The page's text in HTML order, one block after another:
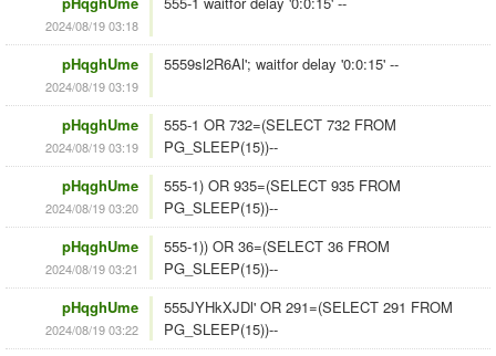
2024/08/19 03:18
pHqghUme
2024/08/19 03:19
5559sl2R6Al'; waitfor delay '0:0:15' --
pHqghUme
2024/08/19 03:19
555-1 OR 732=(SELECT 732 FROM
PG_SLEEP(15))--
pHqghUme
2024/08/19 03:20
555-1) OR 935=(SELECT 935 FROM
PG_SLEEP(15))--
pHqghUme
2024/08/19 03:21
555-1)) OR 36=(SELECT 36 FROM
PG_SLEEP(15))--
pHqghUme
2024/08/19 03:22
555JYHkXJDl' OR 291=(SELECT 291 FROM
PG_SLEEP(15))--